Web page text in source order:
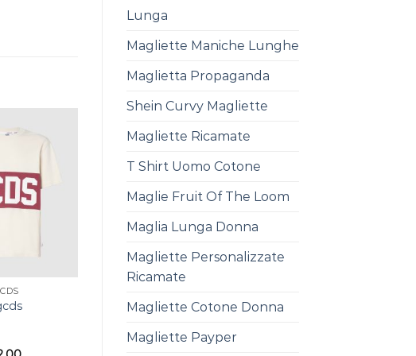
Lunga
Magliette Maniche Lunghe
Maglietta Propaganda
Shein Curvy Magliette
Magliette Ricamate
T Shirt Uomo Cotone
Maglie Fruit Of The Loom
Maglia Lunga Donna
Magliette Personalizzate
Ricamate
Magliette Cotone Donna
Magliette Payper